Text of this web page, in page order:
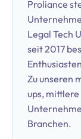
Proliance
Legal Tech
seit 2017
Zu unseren
ups,
Branchen.